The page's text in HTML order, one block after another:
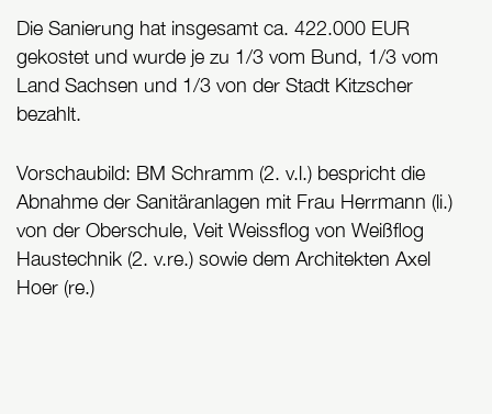
Die Sanierung hat insgesamt ca. 422.000 EUR
gekostet und wurde je zu 1/3 vom Bund, 1/3 vom
Land Sachsen und 1/3 von der Stadt Kitzscher
bezahlt.
Vorschaubild: BM Schramm (2. v.l.) bespricht die
Abnahme der Sanitäranlagen mit Frau Herrmann (li.)
von der Oberschule, Veit Weissflog von Weißflog
Haustechnik (2. v.re.) sowie dem Architekten Axel
Hoer (re.)